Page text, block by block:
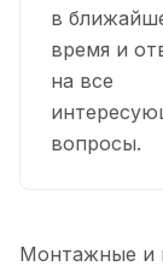
в
время и
на все
вопросы.
Монтажные и